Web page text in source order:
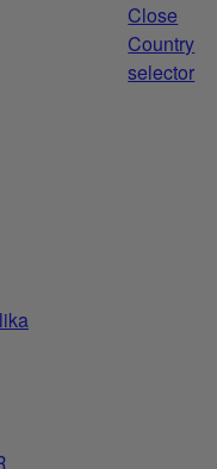
Close
Country
selector